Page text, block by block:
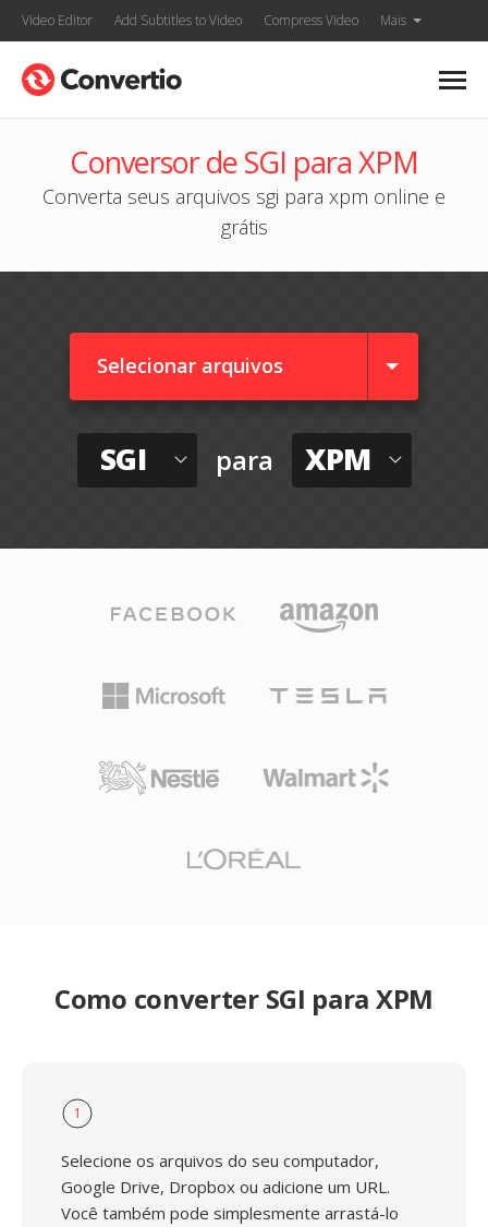
Video Editor Add Subtitles to Video Compress Video Mais
Conversor de SGI para XPM
Converta seus arquivos sgi para xpm online e
grátis
Selecionar arquivos
SGI para XPM
Como converter SGI para XPM
1
Selecione os arquivos do seu computador,
Google Drive, Dropbox ou adicione um URL.
Você também pode simplesmente arrastá-lo